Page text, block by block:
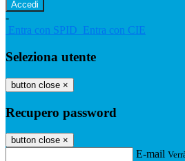
-
Entra con SPID Entra con CIE
Seleziona utente
button close ×
Recupero password
button close ×
E-mail